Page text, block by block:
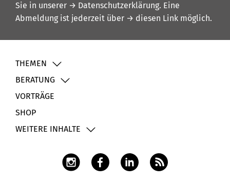
Sie in unserer → Datenschutzerklärung. Eine
Abmeldung ist jederzeit über → diesen Link möglich.
THEMEN
BERATUNG
VORTRÄGE
SHOP
WEITERE INHALTE